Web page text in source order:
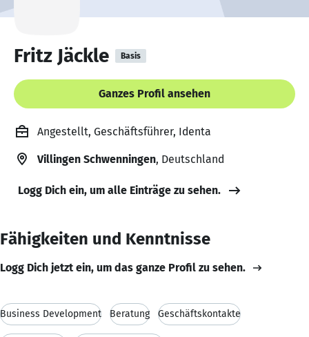
Fritz Jäckle Basis
Ganzes Profil ansehen
Angestellt, Geschäftsführer, Identa
Villingen Schwenningen, Deutschland
Logg Dich ein, um alle Einträge zu sehen.
Fähigkeiten und Kenntnisse
Logg Dich jetzt ein, um das ganze Profil zu sehen.
Business Development Beratung Geschäftskontakte